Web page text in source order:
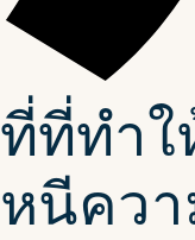
ที่ที่ทำ
หนีควา